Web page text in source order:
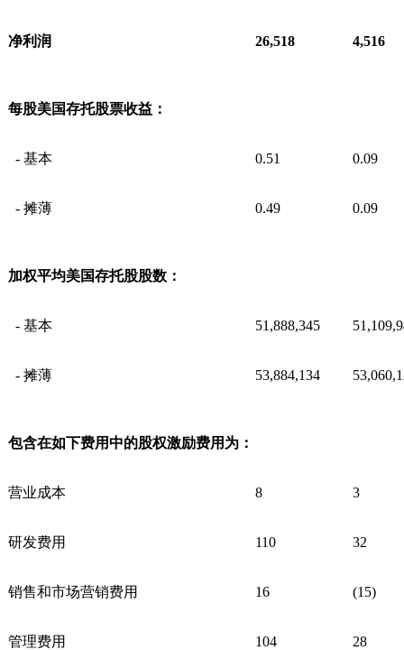
净利润 26,518 4,516
每股美国存托股票收益：
- 基本 0.51 0.09
- 摊薄 0.49 0.09
加权平均美国存托股股数：
- 基本 51,888,345
- 摊薄 53,884,134
包含在如下费用中的股权激励费用为：
营业成本 8 3
研发费用 110 32
销售和市场营销费用 16 (15)
管理费用 104 28